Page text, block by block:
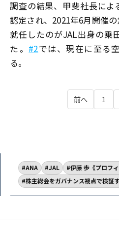
調査の結果、甲斐社長によ
認定され、2021年6月開催
就任したのがJAL出身の乗
た――。 #2では、現在に至る
る。
前へ 1
ANA JAL 伊藤 歩《プロフィ
株主総会をガバナンス視点で検証